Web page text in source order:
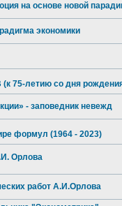
на основе новой
экономики
75-летию со дня
- заповедник невежд
формул (1964 - 2023)
Орлова
работ А.И.Орлова